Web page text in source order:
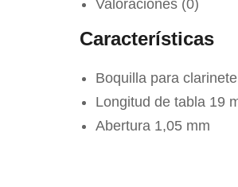
Valoraciones (0)
Características
Boquilla para
Longitud de tabla 19
Abertura 1,05 mm